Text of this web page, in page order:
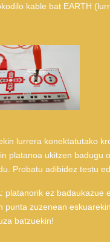
kable bat EARTH
lurrera konektatutako
platanoa ukitzen badugu
Probatu adibidez testu
platanorik ez badaukazue
punta zuzenean
batzuekin!